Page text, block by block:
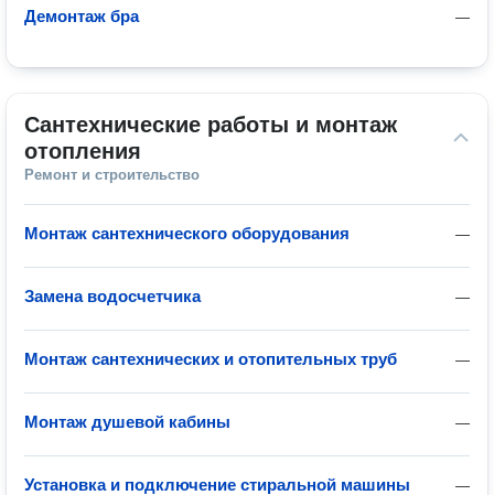
—
Демонтаж бра
Сантехнические работы и монтаж
отопления
Ремонт и строительство
—
Монтаж сантехнического оборудования
—
Замена водосчетчика
—
Монтаж сантехнических и отопительных труб
—
Монтаж душевой кабины
—
Установка и подключение стиральной машины